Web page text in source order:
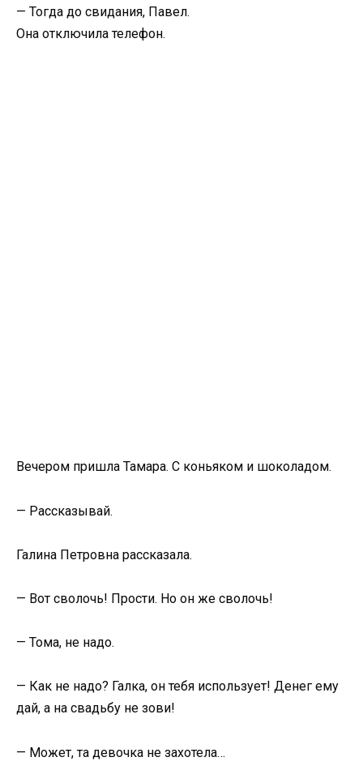
— Тогда до свидания, Павел.
Она отключила телефон.
Вечером пришла Тамара. С коньяком и шоколадом.
— Рассказывай.
Галина Петровна рассказала.
— Вот сволочь! Прости. Но он же сволочь!
— Тома, не надо.
— Как не надо? Галка, он тебя использует! Денег ему
дай, а на свадьбу не зови!
— Может, та девочка не захотела…